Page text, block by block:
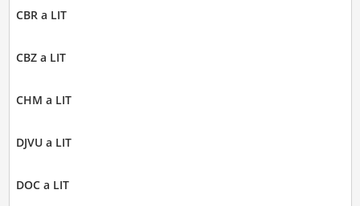
CBR a LIT
CBZ a LIT
CHM a LIT
DJVU a LIT
DOC a LIT